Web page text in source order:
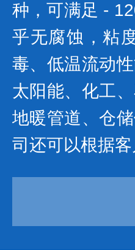
种，可满足 -
乎无腐蚀，粘
毒、低温流动
太阳能、化工
地暖管道、仓
司还可以根据